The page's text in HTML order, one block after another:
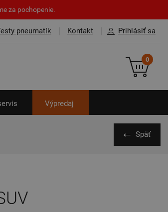
za pochopenie.
pneumatík Kontakt Prihlásiť sa
0
Výpredaj
Späť